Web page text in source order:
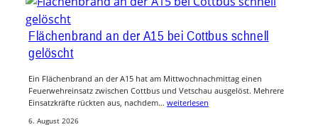
Flächenbrand an der A15 bei Cottbus schnell
gelöscht
Ein Flächenbrand an der A15 hat am Mittwochnachmittag einen
Feuerwehreinsatz zwischen Cottbus und Vetschau ausgelöst. Mehrere
Einsatzkräfte rückten aus, nachdem… weiterlesen
6. August 2026